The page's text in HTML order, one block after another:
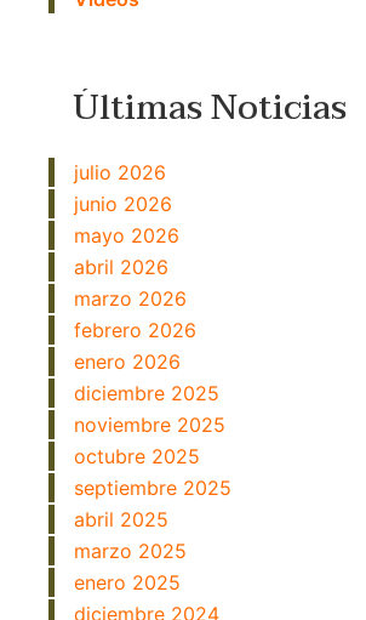
Últimas Noticias
julio 2026
junio 2026
mayo 2026
abril 2026
marzo 2026
febrero 2026
enero 2026
diciembre 2025
noviembre 2025
octubre 2025
septiembre 2025
abril 2025
marzo 2025
enero 2025
diciembre 2024